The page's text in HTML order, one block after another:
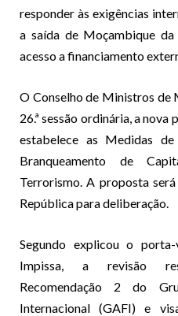
responder às exigências
a saída de Moçambique
acesso a financiamento
O Conselho de Ministros de
26.ª sessão ordinária, a
estabelece as Medidas
Branqueamento de
Terrorismo. A proposta
República para deliberação.
Segundo explicou o
Impissa, a revisão
Recomendação 2 do
Internacional (GAFI) e